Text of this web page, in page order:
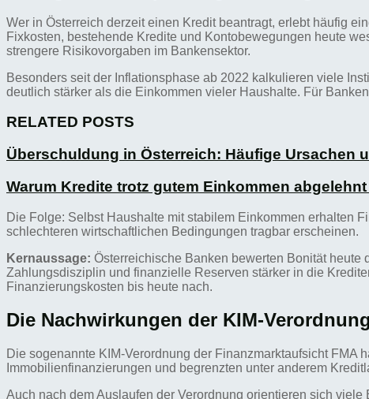
Wer in Österreich derzeit einen Kredit beantragt, erlebt häufig
Fixkosten, bestehende Kredite und Kontobewegungen heute
strengere Risikovorgaben im Bankensektor.
Besonders seit der Inflationsphase ab 2022 kalkulieren viele
deutlich stärker als die Einkommen vieler Haushalte. Für
RELATED POSTS
Überschuldung in Österreich: Häufige Ursachen
Warum Kredite trotz gutem Einkommen
Die Folge: Selbst Haushalte mit stabilem Einkommen erhalten
schlechteren wirtschaftlichen Bedingungen tragbar erscheinen.
Kernaussage: Österreichische Banken bewerten Bonität
Zahlungsdisziplin und finanzielle Reserven stärker in die
Finanzierungskosten bis heute nach.
Die Nachwirkungen der KIM-Verordnung
Die sogenannte KIM-Verordnung der Finanzmarktaufsicht
Immobilienfinanzierungen und begrenzten unter anderem
Auch nach dem Auslaufen der Verordnung orientieren sich